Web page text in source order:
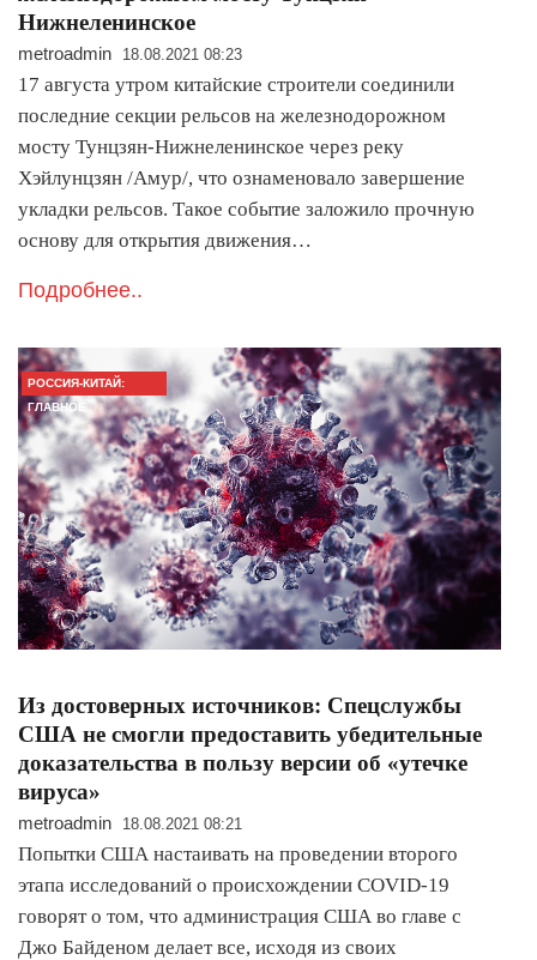
Нижнеленинское
metroadmin 18.08.2021 08:23
17 августа утром китайские строители соединили
последние секции рельсов на железнодорожном
мосту Тунцзян-Нижнеленинское через реку
Хэйлунцзян /Амур/, что ознаменовало завершение
укладки рельсов. Такое событие заложило прочную
основу для открытия движения…
Подробнее..
РОССИЯ-КИТАЙ:
ГЛАВНОЕ
Из достоверных источников: Спецслужбы
США не смогли предоставить убедительные
доказательства в пользу версии об «утечке
вируса»
metroadmin 18.08.2021 08:21
Попытки США настаивать на проведении второго
этапа исследований о происхождении COVID-19
говорят о том, что администрация США во главе с
Джо Байденом делает все, исходя из своих